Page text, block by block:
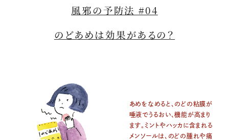
風邪の予防法 #04
のどあめは効果があるの？
あめをなめると、のどの粘膜が
唾液でうるおい、機能が高まり
ます。ミントやハッカに含まれる
メンソールは、のどの腫れや痛